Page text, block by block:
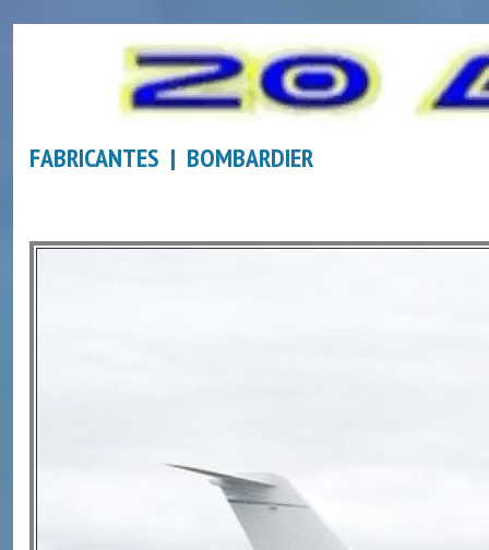
FABRICANTES | BOMBARDIER